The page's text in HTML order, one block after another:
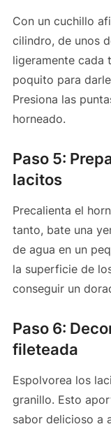
Con un cuchillo
cilindro, de unos
ligeramente cada
poquito para
Presiona las
horneado.
Paso 5:
lacitos
Precalienta el
tanto, bate una
de agua en un
la superficie de
conseguir un
Paso 6:
fileteada
Espolvorea los
granillo. Esto
sabor delicioso a